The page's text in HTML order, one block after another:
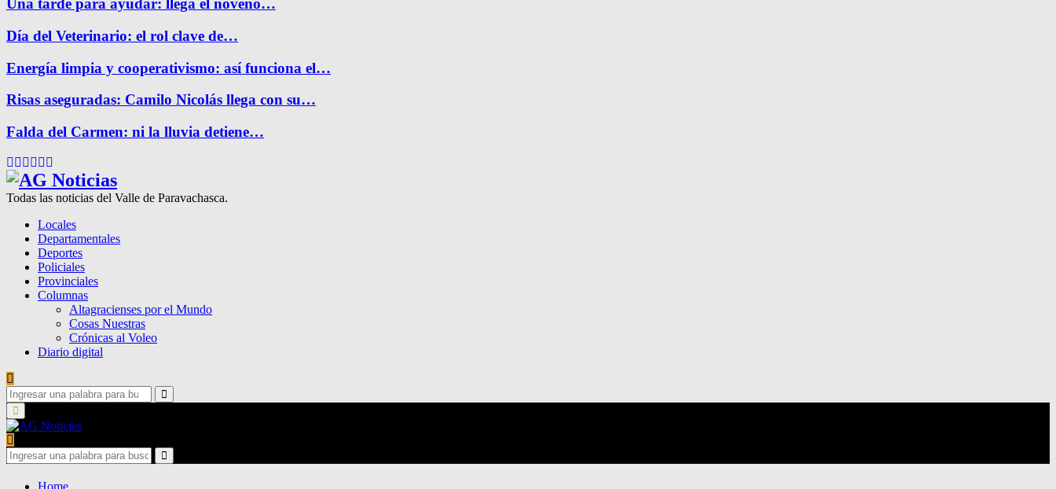
Una tarde para ayudar: llega el noveno…
Día del Veterinario: el rol clave de…
Energía limpia y cooperativismo: así funciona el…
Risas aseguradas: Camilo Nicolás llega con su…
Falda del Carmen: ni la lluvia detiene…
Facebook
Twitter
Instagram
Pinterest
Google
Todas las noticias del Valle de Paravachasca.
Locales
Departamentales
Deportes
Policiales
Provinciales
Columnas
Altagracienses por el Mundo
Cosas Nuestras
Crónicas al Voleo
Diario digital
Search
for:
Search
Primary
Menu
Search
for:
Search
Home